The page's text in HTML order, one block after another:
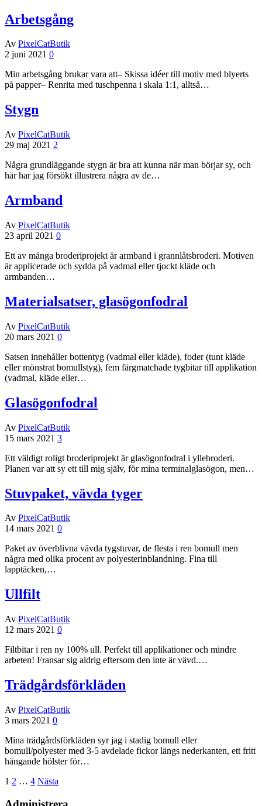
Arbetsgång
Av PixelCatButik
2 juni 2021 0
Min arbetsgång brukar vara att– Skissa idéer till motiv med blyerts
på papper– Renrita med tuschpenna i skala 1:1, alltså…
Stygn
Av PixelCatButik
29 maj 2021 2
Några grundläggande stygn är bra att kunna när man börjar sy, och
här har jag försökt illustrera några av de…
Armband
Av PixelCatButik
23 april 2021 0
Ett av många broderiprojekt är armband i grannlåtsbroderi. Motiven
är applicerade och sydda på vadmal eller tjockt kläde och
armbanden…
Materialsatser, glasögonfodral
Av PixelCatButik
20 mars 2021 0
Satsen innehåller bottentyg (vadmal eller kläde), foder (tunt kläde
eller mönstrat bomullstyg), fem färgmatchade tygbitar till applikation
(vadmal, kläde eller…
Glasögonfodral
Av PixelCatButik
15 mars 2021 3
Ett väldigt roligt broderiprojekt är glasögonfodral i yllebroderi.
Planen var att sy ett till mig själv, för mina terminalglasögon, men…
Stuvpaket, vävda tyger
Av PixelCatButik
14 mars 2021 0
Paket av överblivna vävda tygstuvar, de flesta i ren bomull men
några med olika procent av polyesterinblandning. Fina till
lapptäcken,…
Ullfilt
Av PixelCatButik
12 mars 2021 0
Filtbitar i ren ny 100% ull. Perfekt till applikationer och mindre
arbeten! Fransar sig aldrig eftersom den inte är vävd.…
Trädgårdsförkläden
Av PixelCatButik
3 mars 2021 0
Mina trädgårdsförkläden syr jag i stadig bomull eller
bomull/polyester med 3-5 avdelade fickor längs nederkanten, ett fritt
hängande hölster för…
Sidnumrering
för
1 2 … 4 Nästa